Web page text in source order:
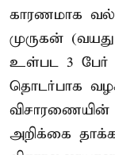
காரணமாக
முருகன்
உள்பட 3 பேர்
தொடர்பாக
விசாரணையின்
அறிக்கை